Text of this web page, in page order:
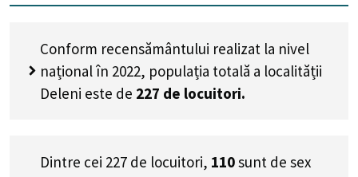
Conform recensământului realizat la nivel
național în 2022, populația totală a localității
Deleni este de 227 de locuitori.
Dintre cei 227 de locuitori, 110sunt de sex